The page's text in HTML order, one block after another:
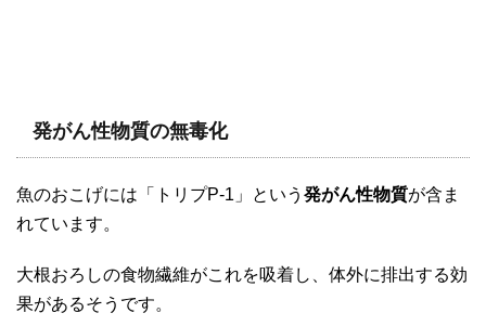
発がん性物質の無毒化
魚のおこげには「トリプP-1」という 発がん性物質が含ま
れています。
大根おろしの食物繊維がこれを吸着し、体外に排出する効
果があるそうです。